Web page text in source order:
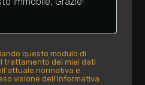
questo modulo di
trattamento dei miei dati
normativa e
visione dell'informativa